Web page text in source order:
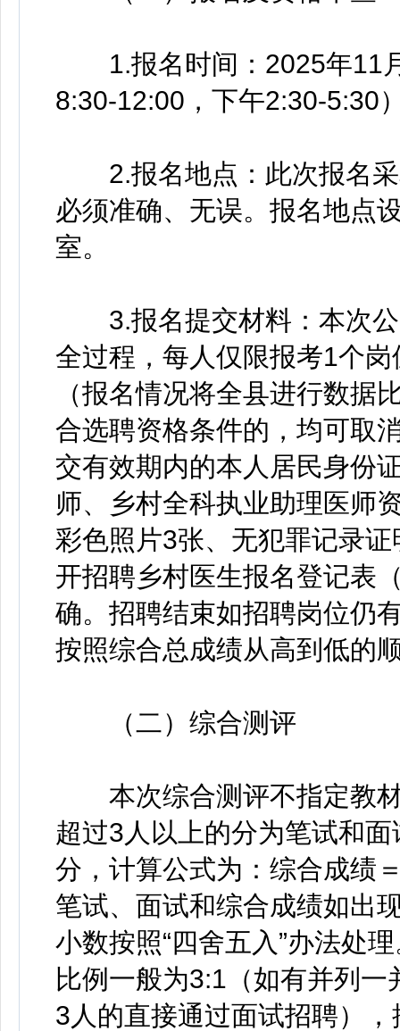
1.报名时间：2025年11
8:30-12:00，下午2:30-5:30
2.报名地点：此次报名采
必须准确、无误。报名地点
室。
3.报名提交材料：本次公
全过程，每人仅限报考1个
（报名情况将全县进行数据
合选聘资格条件的，均可取
交有效期内的本人居民身份
师、乡村全科执业助理医师
彩色照片3张、无犯罪记录
开招聘乡村医生报名登记表
确。招聘结束如招聘岗位仍
按照综合总成绩从高到低的
（二）综合测评
本次综合测评不指定教材
超过3人以上的分为笔试和
分，计算公式为：综合成绩
笔试、面试和综合成绩如出
小数按照“四舍五入”办法处
比例一般为3:1（如有并列
3人的直接通过面试招聘）